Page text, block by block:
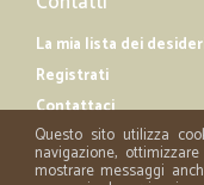
La mia lista dei
Registrati
Contattaci
Questo sito utilizza
navigazione,
mostrare messaggi